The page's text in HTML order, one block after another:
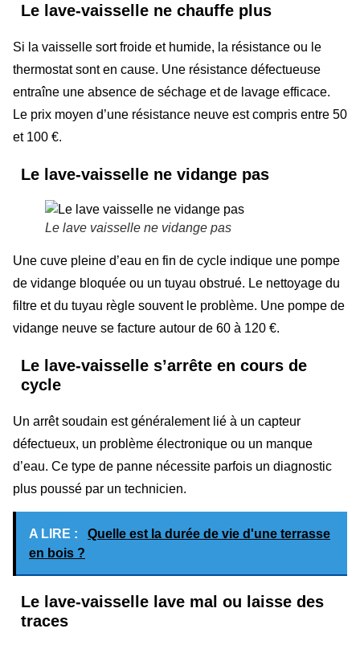
Le lave-vaisselle ne chauffe plus
Si la vaisselle sort froide et humide, la résistance ou le
thermostat sont en cause. Une résistance défectueuse
entraîne une absence de séchage et de lavage efficace.
Le prix moyen d’une résistance neuve est compris entre 50
et 100 €.
Le lave-vaisselle ne vidange pas
Le lave vaisselle ne vidange pas
Une cuve pleine d’eau en fin de cycle indique une pompe
de vidange bloquée ou un tuyau obstrué. Le nettoyage du
filtre et du tuyau règle souvent le problème. Une pompe de
vidange neuve se facture autour de 60 à 120 €.
Le lave-vaisselle s’arrête en cours de
cycle
Un arrêt soudain est généralement lié à un capteur
défectueux, un problème électronique ou un manque
d’eau. Ce type de panne nécessite parfois un diagnostic
plus poussé par un technicien.
A LIRE :
Quelle est la durée de vie d'une terrasse
en bois ?
Le lave-vaisselle lave mal ou laisse des
traces